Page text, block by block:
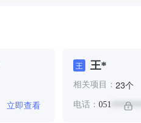
立即查看
王 王*
相关项目： 23个
电话： 051